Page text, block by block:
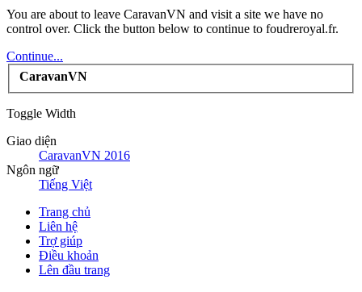
You are about to leave CaravanVN and visit a site we have no
control over. Click the button below to continue to foudreroyal.fr.
Continue...
CaravanVN
Toggle Width
Giao diện
CaravanVN 2016
Ngôn ngữ
Tiếng Việt
Trang chủ
Liên hệ
Trợ giúp
Điều khoản
Lên đầu trang